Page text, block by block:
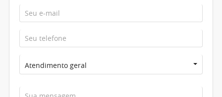
Atendimento geral